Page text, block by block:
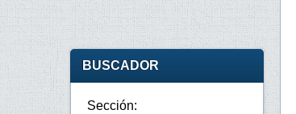
BUSCADOR
Sección: